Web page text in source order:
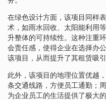
在绿色设计方面，该项目同样
术，如雨水回收、太阳能利用
升整体的可持续性。这种注重
会责任感，使得企业在选择办
该项目，从而提升了其租赁吸引
此外，该项目的地理位置优越
条交通线路，方便员工通勤；
为企业员工的生活提供了极大